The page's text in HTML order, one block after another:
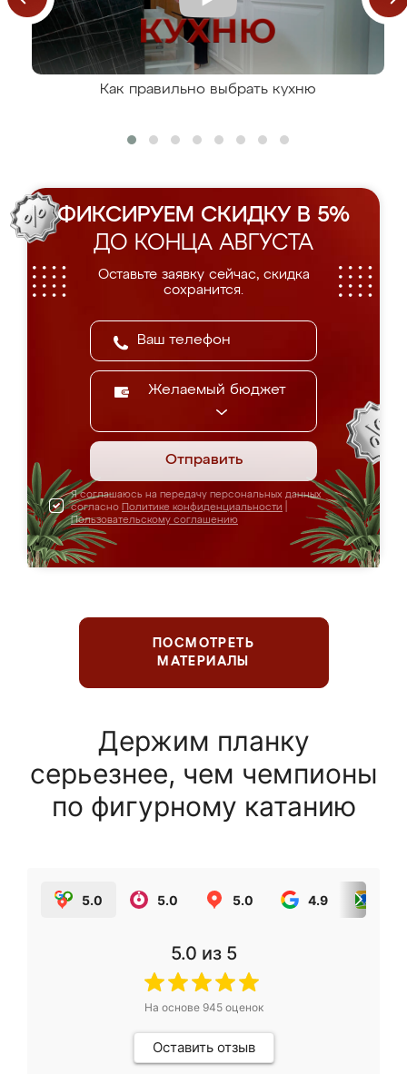
Как правильно выбрать кухню
ФИКСИРУЕМ СКИДКУ В 5%
ДО КОНЦА АВГУСТА
Оставьте заявку сейчас, скидка
сохранится.
Желаемый бюджет
Отправить
Я соглашаюсь на передачу персональных данных
согласно Политике конфиденциальности
Пользовательскому соглашению
ПОСМОТРЕТЬ
МАТЕРИАЛЫ
Держим планку
серьезнее, чем чемпионы
по фигурному катанию
5.0 5.0 5.0 4.9
5.0 из 5
На основе 945оценок
Оставить отзыв